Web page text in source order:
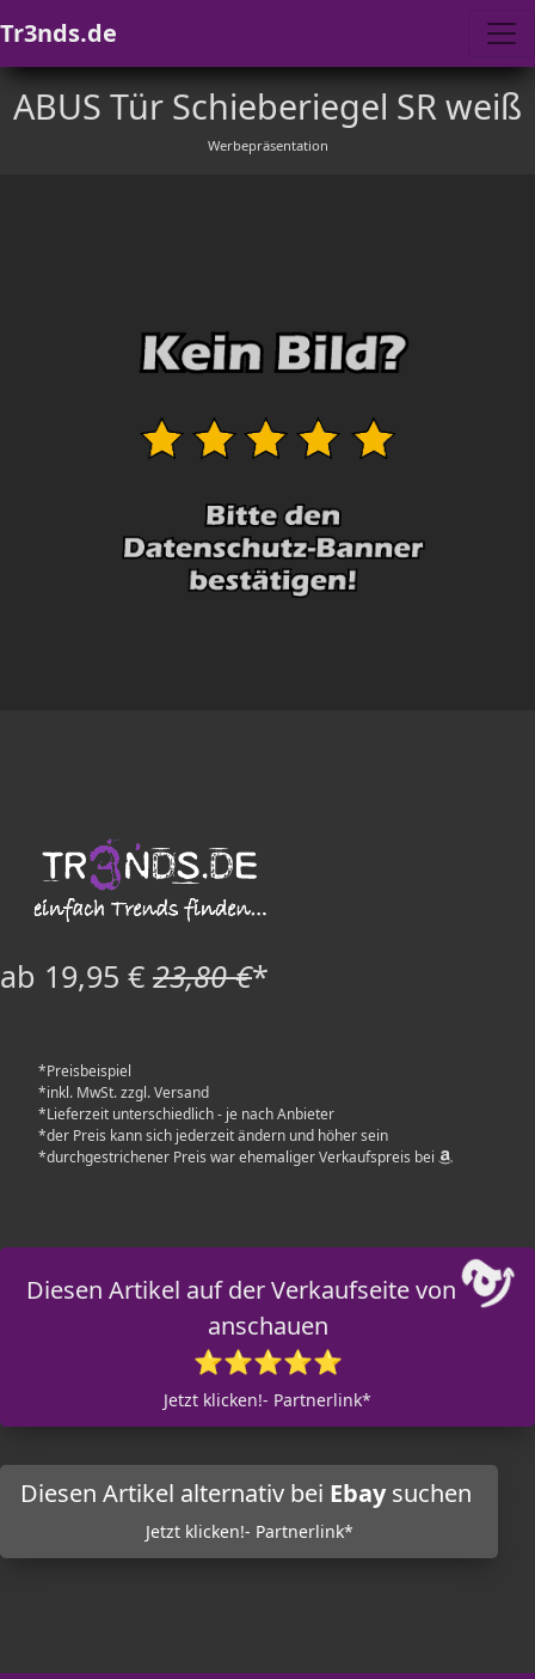
Tr3nds.de
ABUS Tür Schieberiegel SR weiß
Werbepräsentation
ab 19,95 € 23,80 €*
*Preisbeispiel
*inkl. MwSt. zzgl. Versand
*Lieferzeit unterschiedlich - je nach Anbieter
*der Preis kann sich jederzeit ändern und höher sein
*durchgestrichener Preis war ehemaliger Verkaufspreis bei
Diesen Artikel auf der Verkaufseite von
anschauen
⭐⭐⭐⭐⭐
Jetzt klicken!- Partnerlink*
Diesen Artikel alternativ bei Ebaysuchen
Jetzt klicken!- Partnerlink*